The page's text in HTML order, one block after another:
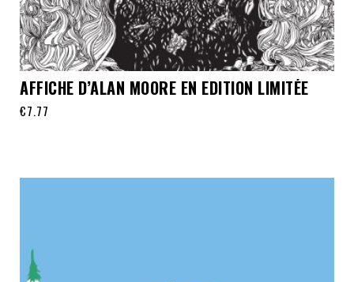
AFFICHE D’ALAN MOORE EN EDITION LIMITÉE
€7.77